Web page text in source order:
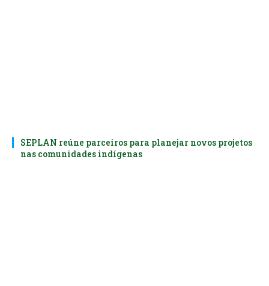
SEPLAN reúne parceiros para planejar novos projetos
nas comunidades indígenas